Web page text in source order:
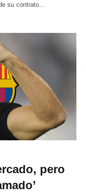
su contrato…
pero